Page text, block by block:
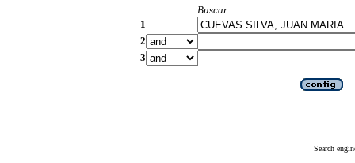
Buscar
1
2
3
Search